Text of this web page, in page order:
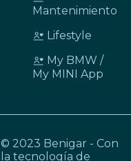
Mantenimiento
Lifestyle
My BMW /
My MINI App
© 2023 Benigar - Con
la tecnología de